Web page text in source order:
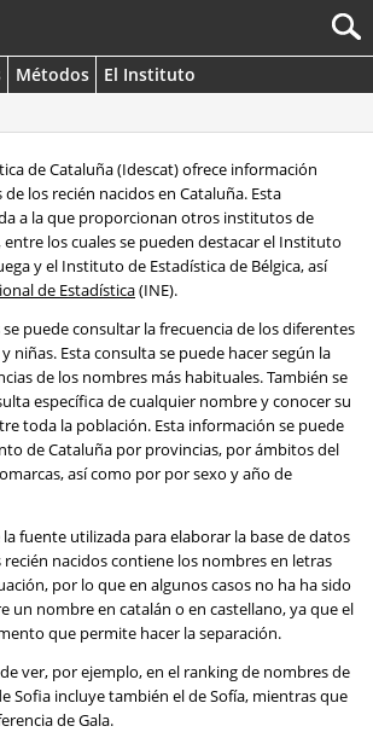
Métodos
El Instituto
de Cataluña (Idescat) ofrece información
los recién nacidos en Cataluña. Esta
a la que proporcionan otros institutos de
los cuales se pueden destacar el Instituto
y el Instituto de Estadística de Bélgica, así
de Estadística(INE).
puede consultar la frecuencia de los diferentes
niñas. Esta consulta se puede hacer según la
de los nombres más habituales. También se
específica de cualquier nombre y conocer su
toda la población. Esta información se puede
de Cataluña por provincias, por ámbitos del
así como por por sexo y año de
fuente utilizada para elaborar la base de datos
nacidos contiene los nombres en letras
por lo que en algunos casos no ha ha sido
un nombre en catalán o en castellano, ya que el
que permite hacer la separación.
ver, por ejemplo, en el ranking de nombres de
Sofia incluye también el de Sofía, mientras que
de Gala.